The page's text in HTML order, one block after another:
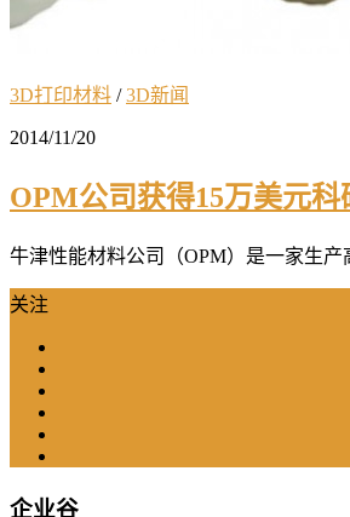
3D打印材料 /3D新闻
2014/11/20
OPM公司获得15万美元
牛津性能材料公司（OPM）是一家生
关注
企业谷